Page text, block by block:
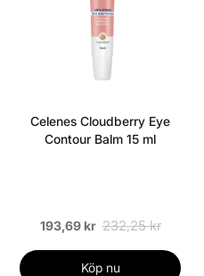
Celenes Cloudberry Eye
Contour Balm 15 ml
193,69 kr 232,25 kr
Köp nu